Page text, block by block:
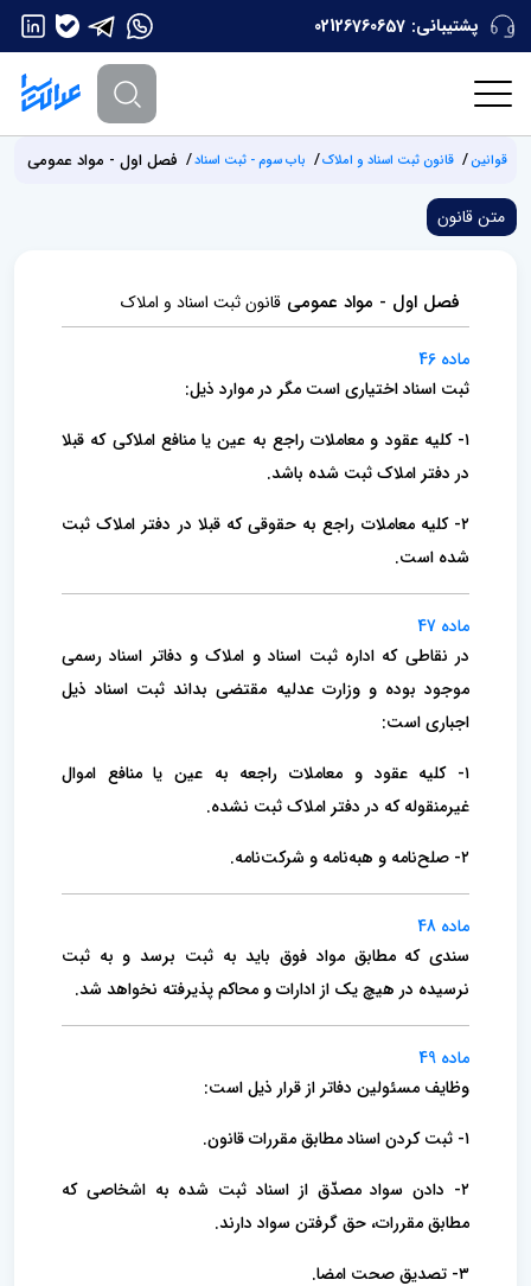
پشتیبانی: 02126760657
قوانین قانون ثبت اسناد و املاک باب سوم - ثبت اسناد فصل اول - مواد عمومی
متن قانون
فصل اول - مواد عمومی قانون ثبت اسناد و املاک
ماده 46
ثبت اسناد اختیاری است مگر در موارد ذیل:
۱- کلیه عقود و معاملات راجع به عین یا منافع املاکی که قبلا
در دفتر املاک ثبت شده باشد.
۲- کلیه معاملات راجع به حقوقی که قبلا در دفتر املاک ثبت
شده است.
ماده 47
در نقاطی که اداره ثبت اسناد و املاک و دفاتر اسناد رسمی
موجود بوده و وزارت عدلیه مقتضی بداند ثبت اسناد ذیل
اجباری است:
۱- کلیه عقود و معاملات راجعه به عین یا منافع اموال
غیرمنقوله که در دفتر املاک ثبت نشده.
۲- صلح‌نامه و هبه‌نامه و شرکت‌نامه.
ماده 48
سندی که مطابق مواد فوق باید به ثبت برسد و به ثبت
نرسیده در هیچ یک از ادارات و محاکم پذیرفته نخواهد شد.
ماده 49
وظایف مسئولین دفاتر از قرار ذیل است:
۱- ثبت کردن اسناد مطابق مقررات قانون.
۲- دادن سواد مصدّق از اسناد ثبت شده به اشخاصی که
مطابق مقررات، حق گرفتن سواد دارند.
۳- تصدیق صحت امضا.